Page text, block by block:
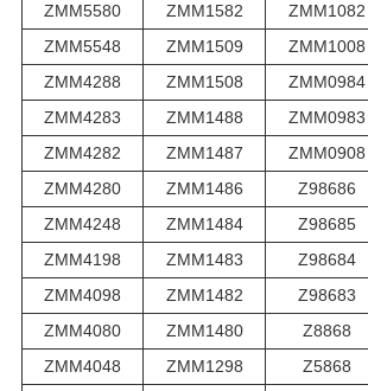
ZMM5580
ZMM1582 ZMM1082
ZMM5548
ZMM1509 ZMM1008
ZMM4288
ZMM1508 ZMM0984
ZMM4283
ZMM1488 ZMM0983
ZMM4282
ZMM1487 ZMM0908
ZMM4280
ZMM1486 Z98686
ZMM4248
ZMM1484 Z98685
ZMM4198
ZMM1483 Z98684
ZMM4098
ZMM1482 Z98683
ZMM4080
ZMM1480 Z8868
ZMM4048
ZMM1298 Z5868